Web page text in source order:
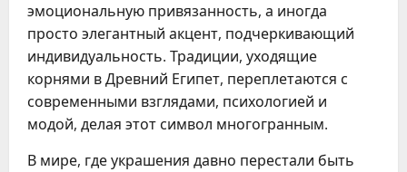
эмоциональную привязанность, а иногда
просто элегантный акцент, подчеркивающий
индивидуальность. Традиции, уходящие
корнями в Древний Египет, переплетаются с
современными взглядами, психологией и
модой, делая этот символ многогранным.
В мире, где украшения давно перестали быть